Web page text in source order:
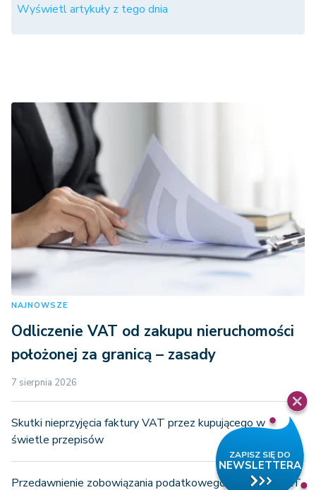
Wyświetl artykuły z tego dnia
NAJNOWSZE
Odliczenie VAT od zakupu nieruchomości
położonej za granicą – zasady
7 sierpnia 2026
Skutki nieprzyjęcia faktury VAT przez kupującego w
świetle przepisów
Przedawnienie zobowiązania podatkowego a korekta VAT